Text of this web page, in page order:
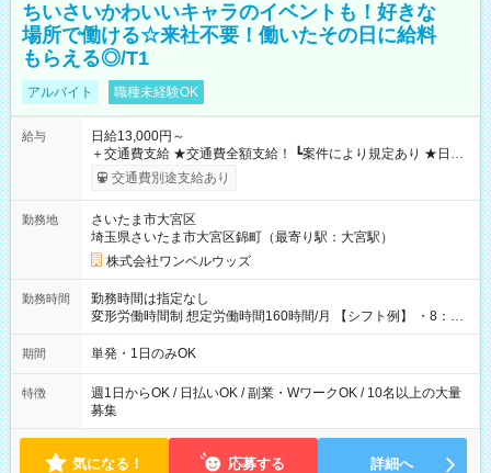
ちいさいかわいいキャラのイベントも！好きな
場所で働ける☆来社不要！働いたその日に給料
もらえる◎/T1
アルバイト 職種未経験OK
給与
日給13,000円～
＋交通費支給 ★交通費全額支給！ ┗案件により規定あり ★日払
いOK！（規定あり） ┗働いたその日に現金GET♪ お仕事後はコ
ンビニATMから 日払い分を引き落とせます！ 【試用期間】試
交通費別途支給あり
勤務地
さいたま市大宮区
埼玉県さいたま市大宮区錦町（最寄り駅：大宮駅）
株式会社ワンベルウッズ
勤務時間
勤務時間は指定なし
変形労働時間制 想定労働時間160時間/月 【シフト例】 ・8：00
～21：00
期間 単発・1日のみOK
特徴
週1日からOK / 日払いOK / 副業・WワークOK / 10名以上の大量
募集
気になる！ 応募する 詳細へ